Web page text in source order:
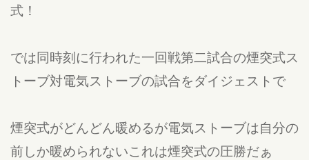
式！
では同時刻に行われた一回戦第二試合の煙突式ス
トーブ対電気ストーブの試合をダイジェストで
煙突式がどんどん暖めるが電気ストーブは自分の
前しか暖められないこれは煙突式の圧勝だぁ